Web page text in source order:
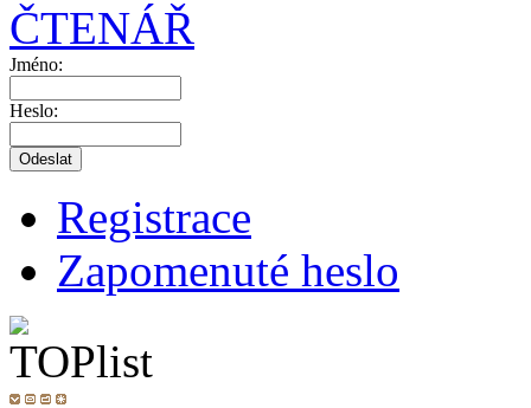
ČTENÁŘ
Jméno:
Heslo:
Registrace
Zapomenuté heslo